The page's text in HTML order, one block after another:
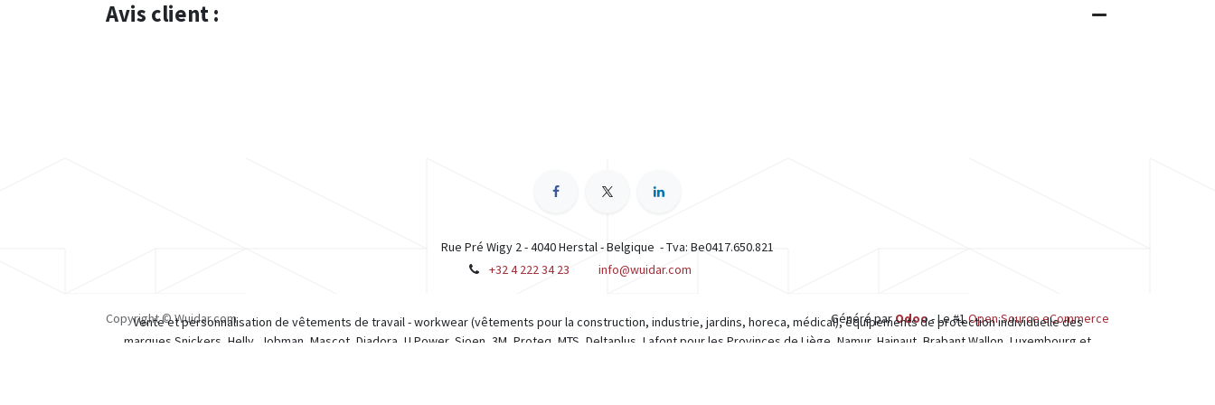
Avis client :
Rue Pré Wigy 2 - 4040 Herstal - Belgique - Tva: Be0417.650.821
+32 4 222 34 23
info@wuidar.com
Vente et personnalisation de vêtements de travail - workwear (vêtements pour la construction, industrie, jardins, horeca, médical), équipements de protection individuelle des
marques Snickers, Helly, Jobman, Mascot, Diadora, U Power, Sioen, 3M, Proteq, MTS, Deltaplus, Lafont pour les Provinces de Liège, Namur, Hainaut, Brabant Wallon, Luxembourg et
Copyright © Wuidar.com Généré parOdoo- Le #1Open Source eCommerce